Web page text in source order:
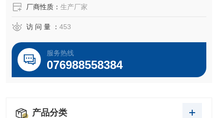
厂商性质： 生产厂家
访 问 量 ： 453
服务热线
076988558384
产品分类